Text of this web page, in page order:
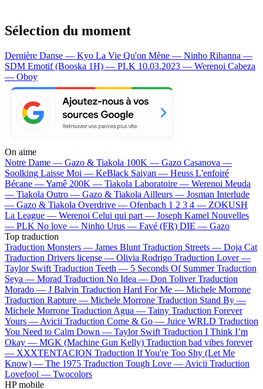
Sélection du moment
Dernière Danse — Kyo La Vie Qu'on Mène — Ninho Rihanna —
SDM Emotif (Booska 1H) — PLK 10.03.2023 — Werenoi Cabeza
— Oboy
On aime
Notre Dame — Gazo & Tiakola 100K — Gazo Casanova —
Soolking Laisse Moi — KeBlack Saiyan — Heuss L'enfoiré
Bécane —Yamê 200K — Tiakola Laboratoire — Werenoi Meuda
— Tiakola Outro — Gazo & Tiakola Ailleurs — Josman Interlude
— Gazo & Tiakola Overdrive — Ofenbach 1 2 3 4 — ZOKUSH
La League — Werenoi Celui qui part — Joseph Kamel Nouvelles
— PLK No love — Ninho Urus — Favé (FR) DIE — Gazo
Top traduction
Traduction Monsters — James Blunt Traduction Streets — Doja Cat
Traduction Drivers license — Olivia Rodrigo Traduction Lover —
Taylor Swift Traduction Teeth — 5 Seconds Of Summer Traduction
Seya — Morad Traduction No Idea — Don Toliver Traduction
Morado — J Balvin Traduction Hard For Me — Michele Morrone
Traduction Rapture — Michele Morrone Traduction Stand By —
Michele Morrone Traduction Agua — Tainy Traduction Forever
Yours — Avicii Traduction Come & Go — Juice WRLD Traduction
You Need to Calm Down — Taylor Swift Traduction I Think I’m
Okay — MGK (Machine Gun Kelly) Traduction bad vibes forever
— XXXTENTACION Traduction If You're Too Shy (Let Me
Know) — The 1975 Traduction Tough Love — Avicii Traduction
Lovefool — Twocolors
HP mobile